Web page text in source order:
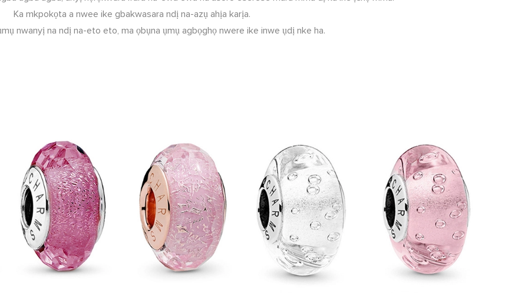
Ka mkpokọta a nwee ike gbakwasara ndị na-azụ ahịa karịa.
nwanyị na ndị na-eto eto, ma ọbụna ụmụ agbọghọ nwere ike inwe ụdị nke ha.